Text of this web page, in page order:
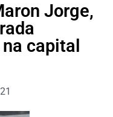
Jorge,
capital